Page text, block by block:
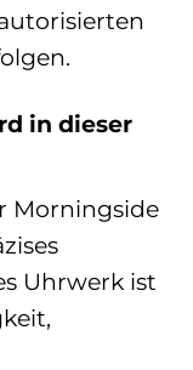
in dieser
Morningside
Uhrwerk ist